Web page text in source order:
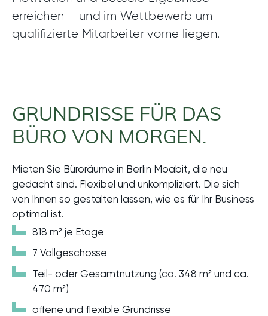
erreichen – und im Wettbewerb um
qualifizierte Mitarbeiter vorne liegen.
GRUNDRISSE FÜR DAS
BÜRO VON MORGEN.
Mieten Sie Büroräume in Berlin Moabit, die neu
gedacht sind. Flexibel und unkompliziert. Die sich
von Ihnen so gestalten lassen, wie es für Ihr Business
optimal ist.
818 m² je Etage
7 Vollgeschosse
Teil- oder Gesamtnutzung (ca. 348 m² und ca.
470 m²)
offene und flexible Grundrisse